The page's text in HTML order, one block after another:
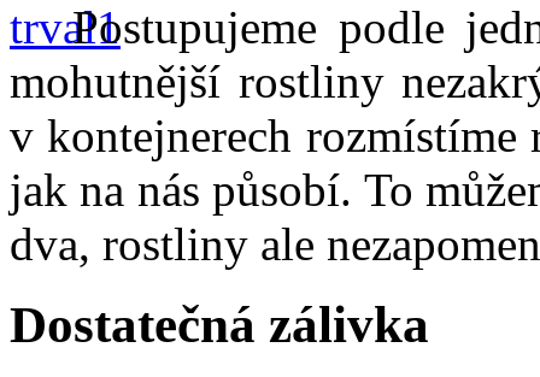
Postupujeme podle
mohutnější rostliny
v kontejnerech rozmístíme
jak na nás působí. To
dva, rostliny ale
Dostatečná zálivka